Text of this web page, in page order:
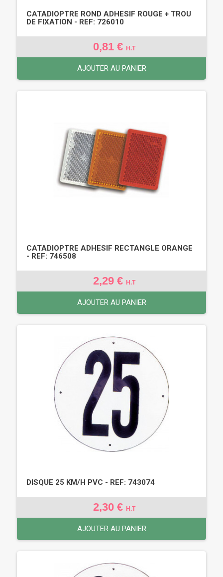
CATADIOPTRE ROND ADHESIF ROUGE + TROU
DE FIXATION - REF: 726010
0,81 € H.T
AJOUTER AU PANIER
CATADIOPTRE ADHESIF RECTANGLE ORANGE
- REF: 746508
2,29 € H.T
AJOUTER AU PANIER
DISQUE 25 KM/H PVC - REF: 743074
2,30 € H.T
AJOUTER AU PANIER